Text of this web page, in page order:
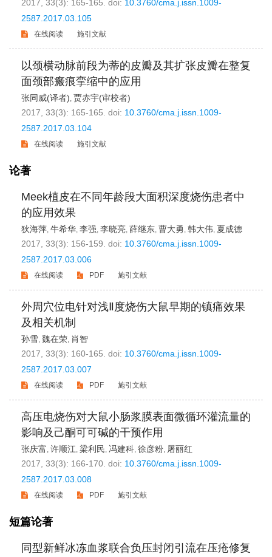
2017, 33(3): 165-165. doi: 10.3760/cma.j.issn.1009-
2587.2017.03.105
在线阅读 施引文献
以颈横动脉前段为蒂的皮瓣及其扩张皮瓣在整复
面颈部瘢痕挛缩中的应用
张同威(译者), 贾赤宇(审校者)
2017, 33(3): 165-165. doi: 10.3760/cma.j.issn.1009-
2587.2017.03.104
在线阅读 施引文献
论著
Meek植皮在不同年龄段大面积深度烧伤患者中
的应用效果
狄海萍, 牛希华, 李强, 李晓亮, 薛继东, 曹大勇, 韩大伟, 夏成德
2017, 33(3): 156-159. doi: 10.3760/cma.j.issn.1009-
2587.2017.03.006
在线阅读 PDF 施引文献
外周穴位电针对浅Ⅱ度烧伤大鼠早期的镇痛效果
及相关机制
孙雪, 魏在荣, 肖智
2017, 33(3): 160-165. doi: 10.3760/cma.j.issn.1009-
2587.2017.03.007
在线阅读 PDF 施引文献
高压电烧伤对大鼠小肠浆膜表面微循环灌流量的
影响及己酮可可碱的干预作用
张庆富, 许顺江, 梁利民, 冯建科, 徐彦粉, 屠丽红
2017, 33(3): 166-170. doi: 10.3760/cma.j.issn.1009-
2587.2017.03.008
在线阅读 PDF 施引文献
短篇论著
同型新鲜冰冻血浆联合负压封闭引流在压疮修复